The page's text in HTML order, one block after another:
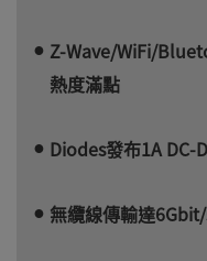
Z-Wave/WiFi/
熱度滿點
Diodes發布1A DC-
無纜線傳輸達